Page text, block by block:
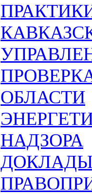
ОБЛАСТИ
НАДЗОРА